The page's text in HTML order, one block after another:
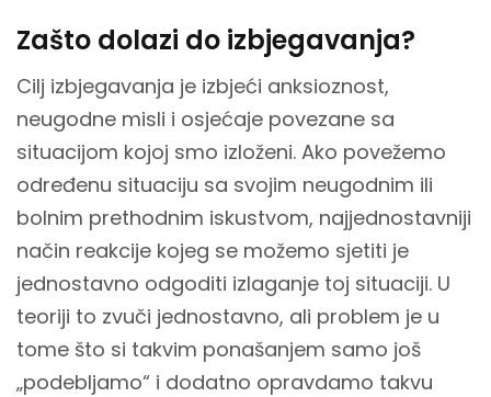
Zašto dolazi do izbjegavanja?
Cilj izbjegavanja je izbjeći anksioznost,
neugodne misli i osjećaje povezane sa
situacijom kojoj smo izloženi. Ako povežemo
određenu situaciju sa svojim neugodnim ili
bolnim prethodnim iskustvom, najjednostavniji
način reakcije kojeg se možemo sjetiti je
jednostavno odgoditi izlaganje toj situaciji. U
teoriji to zvuči jednostavno, ali problem je u
tome što si takvim ponašanjem samo još
„podebljamo“ i dodatno opravdamo takvu